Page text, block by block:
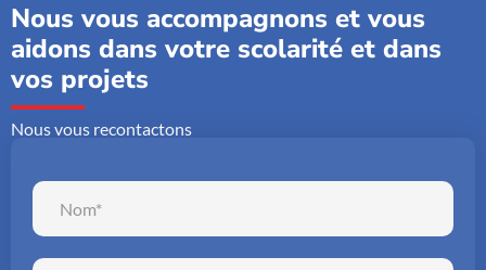
Nous vous accompagnons et vous
aidons dans votre scolarité et dans
vos projets
Nous vous recontactons